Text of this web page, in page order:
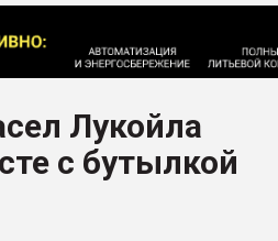
Лукойла
с бутылкой